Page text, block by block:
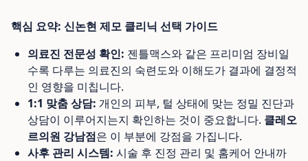
핵심 요약: 신논현 제모 클리닉 선택 가이드
의료진 전문성 확인: 젠틀맥스와 같은 프리미엄 장비일
수록 다루는 의료진의 숙련도와 이해도가 결과에 결정적
인 영향을 미칩니다.
1:1 맞춤 상담: 개인의 피부, 털 상태에 맞는 정밀 진단과
상담이 이루어지는지 확인하는 것이 중요합니다. 클레오
르의원 강남점은 이 부분에 강점을 가집니다.
사후 관리 시스템: 시술 후 진정 관리 및 홈케어 안내까